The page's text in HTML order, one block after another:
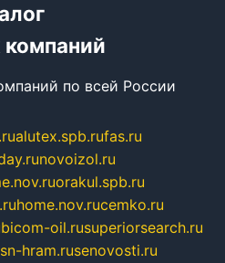
по всей России
alutex.spb.rufas.ru
novoizol.ru
orakul.spb.ru
home.nov.rucemko.ru
bicom-oil.rusuperiorsearch.ru
sn-hram.rusenovosti.ru